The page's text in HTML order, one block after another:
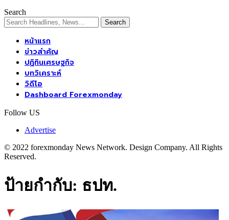
Search
หน้าแรก
ข่าวสำคัญ
ปฏิทินเศรษฐกิจ
บทวิเคราะห์
วิดีโอ
Dashboard Forexmonday
Follow US
Advertise
© 2022 forexmonday News Network. Design Company. All Rights
Reserved.
ป้ายกำกับ: ธปท.